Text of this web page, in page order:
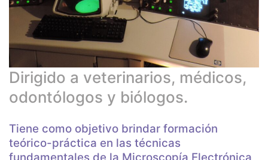
Dirigido a veterinarios, médicos,
odontólogos y biólogos.
Tiene como objetivo brindar formación
teórico-práctica en las técnicas
fundamentales de la Microscopía Electrónica